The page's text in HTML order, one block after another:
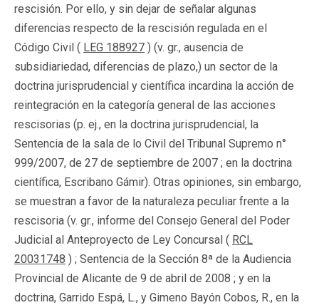
rescisión. Por ello, y sin dejar de señalar algunas
diferencias respecto de la rescisión regulada en el
Código Civil ( LEG 188927 ) (v. gr., ausencia de
subsidiariedad, diferencias de plazo,) un sector de la
doctrina jurisprudencial y científica incardina la acción de
reintegración en la categoría general de las acciones
rescisorias (p. ej., en la doctrina jurisprudencial, la
Sentencia de la sala de lo Civil del Tribunal Supremo n°
999/2007, de 27 de septiembre de 2007 ; en la doctrina
científica, Escribano Gámir). Otras opiniones, sin embargo,
se muestran a favor de la naturaleza peculiar frente a la
rescisoria (v. gr., informe del Consejo General del Poder
Judicial al Anteproyecto de Ley Concursal ( RCL
20031748 ) ; Sentencia de la Sección 8ª de la Audiencia
Provincial de Alicante de 9 de abril de 2008 ; y en la
doctrina, Garrido Espá, L., y Gimeno Bayón Cobos, R., en la